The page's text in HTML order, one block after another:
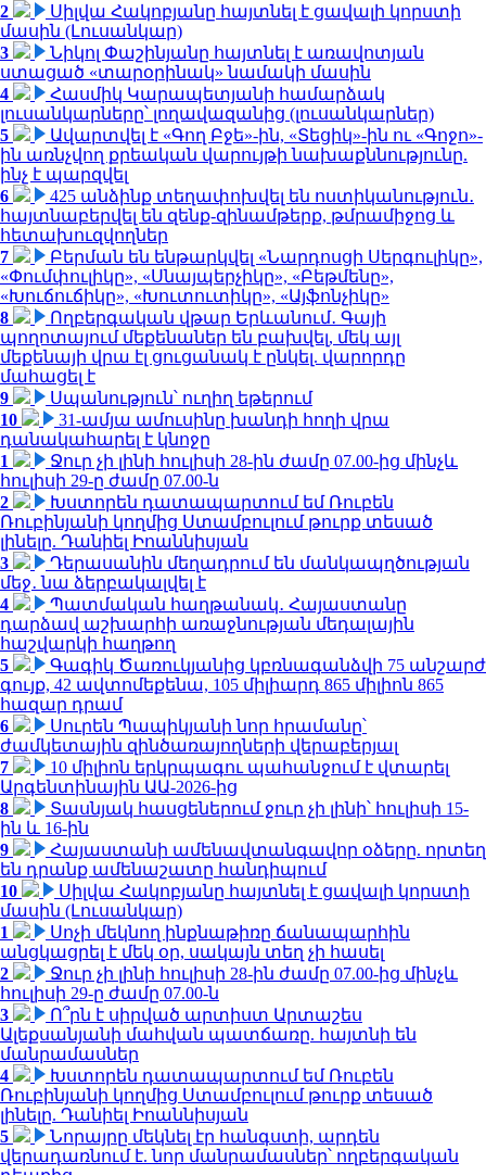
2
Սիլվա Հակոբյանը հայտնել է ցավալի կորստի
մասին (Լուսանկար)
3
Նիկոլ Փաշինյանը հայտնել է առավոտյան
ստացած «տարօրինակ» նամակի մասին
4
Հասմիկ Կարապետյանի համարձակ
լուսանկարները՝ լողավազանից (լուսանկարներ)
5
Ավարտվել է «Գող Բջե»-ին, «Տեցիկ»-ին ու «Գոջո»-
ին առնչվող քրեական վարույթի նախաքննությունը.
ինչ է պարզվել
6
425 անձինք տեղափոխվել են ոստիկանություն․
հայտնաբերվել են զենք-զինամթերք, թմրամիջոց և
հետախուզվողներ
7
Բերման են ենթարկվել «Նարդոսցի Սերգուլիկը»,
«Փումփուլիկը», «Սնայպերչիկը», «Բեթմենը»,
«Խուճուճիկը», «Խուտուտիկը», «Այֆոնչիկը»
8
Ողբերգական վթար Երևանում․ Գայի
պողոտայում մեքենաներ են բախվել, մեկ այլ
մեքենայի վրա էլ ցուցանակ է ընկել. վարորդը
մահացել է
9
Սպանություն՝ ուղիղ եթերում
10
31-ամյա ամուսինը խանդի հողի վրա
դանակահարել է կնոջը
1
Ջուր չի լինի հուլիսի 28-ին ժամը 07.00-ից մինչև
հուլիսի 29-ը ժամը 07.00-ն
2
Խստորեն դատապարտում եմ Ռուբեն
Ռուբինյանի կողմից Ստամբուլում թուրք տեսած
լինելը. Դանիել Իոաննիսյան
3
Դերասանին մեղադրում են մանկապղծության
մեջ․ նա ձերբակալվել է
4
Պատմական հաղթանակ․ Հայաստանը
դարձավ աշխարհի առաջնության մեդալային
հաշվարկի հաղթող
5
Գագիկ Ծառուկյանից կբռնագանձվի 75 անշարժ
գույք, 42 ավտոմեքենա, 105 միլիարդ 865 միլիոն 865
հազար դրամ
6
Սուրեն Պապիկյանի նոր հրամանը՝
ժամկետային զինծառայողների վերաբերյալ
7
10 միլիոն երկրպագու պահանջում է վտարել
Արգենտինային ԱԱ-2026-ից
8
Տասնյակ հասցեներում ջուր չի լինի՝ հուլիսի 15-
ին և 16-ին
9
Հայաստանի ամենավտանգավոր օձերը. որտեղ
են դրանք ամենաշատը հանդիպում
10
Սիլվա Հակոբյանը հայտնել է ցավալի կորստի
մասին (Լուսանկար)
1
Սոչի մեկնող ինքնաթիռը ճանապարհին
անցկացրել է մեկ օր, սակայն տեղ չի հասել
2
Ջուր չի լինի հուլիսի 28-ին ժամը 07.00-ից մինչև
հուլիսի 29-ը ժամը 07.00-ն
3
Ո՞րն է սիրված արտիստ Արտաշես
Ալեքսանյանի մահվան պատճառը. հայտնի են
մանրամասներ
4
Խստորեն դատապարտում եմ Ռուբեն
Ռուբինյանի կողմից Ստամբուլում թուրք տեսած
լինելը. Դանիել Իոաննիսյան
5
Նորայրը մեկնել էր հանգստի, արդեն
վերադառնում է. նոր մանրամասներ՝ ողբերգական